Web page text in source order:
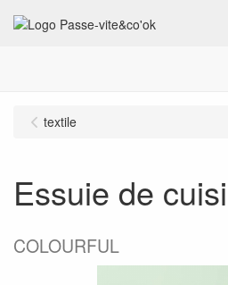
textile
Essuie de
COLOURFUL